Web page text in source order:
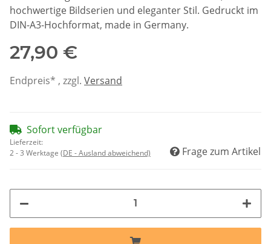
hochwertige Bildserien und eleganter Stil. Gedruckt im
DIN-A3-Hochformat, made in Germany.
27,90 €
Endpreis* , zzgl. Versand
Sofort verfügbar
Lieferzeit:
2 - 3 Werktage (DE - Ausland abweichend) Frage zum Artikel